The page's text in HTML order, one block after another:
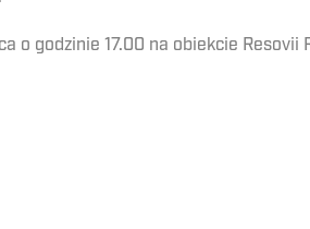
o godzinie 17.00 na obiekcie